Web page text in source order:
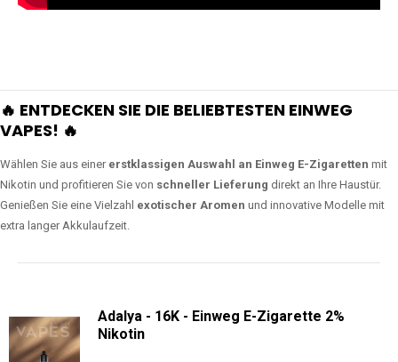
🔥 ENTDECKEN SIE DIE BELIEBTESTEN EINWEG
VAPES! 🔥
Wählen Sie aus einer erstklassigen Auswahl an Einweg E-Zigaretten mit
Nikotin und profitieren Sie von schneller Lieferung direkt an Ihre Haustür.
Genießen Sie eine Vielzahl exotischer Aromen und innovative Modelle mit
extra langer Akkulaufzeit.
Adalya - 16K - Einweg E-Zigarette 2%
Nikotin